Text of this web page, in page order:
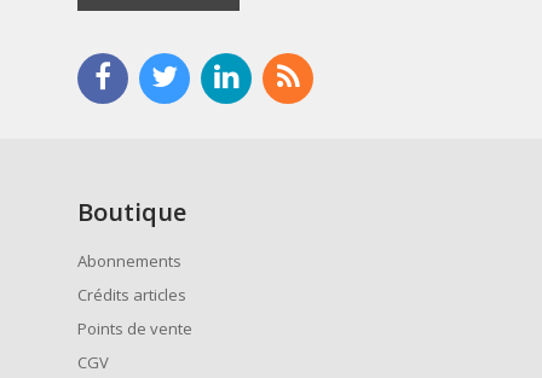
Boutique
Abonnements
Crédits articles
Points de vente
CGV